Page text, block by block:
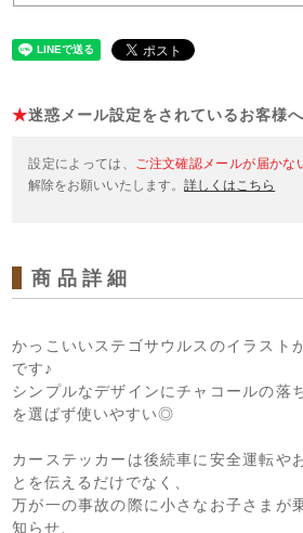
★迷惑メール設定をされているお客様へ
設定によっては、 ご注文確認メールが届かな
解除をお願いいたします。詳しくはこちら
商品詳細
かっこいいステゴサウルスのイラスト
です♪
シンプルなデザインにチャコールの落
を選ばず使いやすい◎
カーステッカーは後続車に安全運転や
とを伝えるだけでなく、
万が一の事故の際に小さなお子さまが
知らせ、